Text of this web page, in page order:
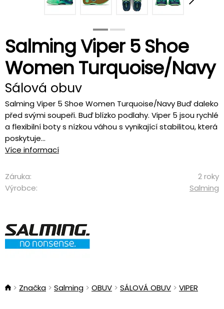
Salming Viper 5 Shoe
Women Turquoise/Navy
Sálová obuv
Salming Viper 5 Shoe Women Turquoise/Navy Buď daleko
před svými soupeři. Buď blízko podlahy. Viper 5 jsou rychlé
a flexibilní boty s nízkou váhou s vynikající stabilitou, která
poskytuje...
Více informací
Záruka:
2 roky
Výrobce:
Salming
Značka Salming OBUV SÁLOVÁ OBUV VIPER